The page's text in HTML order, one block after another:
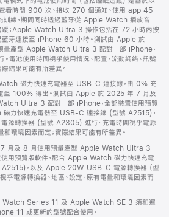
查看時間 900 次、接收 270 個通知、使用 app 45
訓練，期間同時透過藍牙從 Apple Watch 播放音
蹤；Apple Watch Ultra 3 操作包括在 72 小時內按
藍牙連接至 iPhone 60 小時。測試由 Apple 於
量產型 Apple Watch Ultra 3 配對一部 iPhone，
電池使用時間視乎使用情況、配置、流動網絡、訊號
結果可能有所差異。
磁力快速充電器至 USB-C 連接線，由 0% 充
至 100% 得出。測試由 Apple 於 2025 年 7 月及
Ultra 3 配對一部 iPhone，全部裝置使用預覽
磁力快速充電器至 USB-C 連接線 (型號 A2515)，
轉換器 (型號 A2305) 進行。充電時間視乎電源
和環境因素而定；實際結果可能有所差異。
月及 8 月使用預量產型 Apple Watch Ultra 3
用預覽版軟件，配合 Apple Watch 磁力快速充電
，以及 Apple 20W USB-C 電源轉換器 (型
電源轉換器、地區、設定、原有電量和環境因素而
Series 11 及 Apple Watch SE 3 須和運
11 或更新的型號配合使用。